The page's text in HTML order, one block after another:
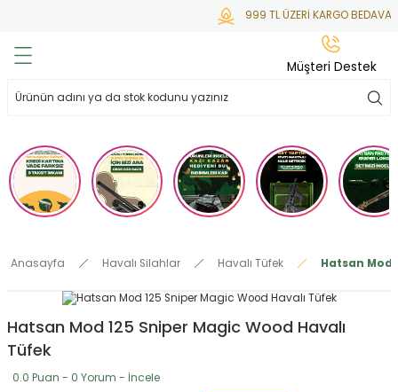
999 TL ÜZERİ KARGO BEDAVA
Anasayfa Havalı Silahlar Havalı Tüfek Hatsan Mod
Hatsan Mod 125 Sniper Magic Wood Havalı
Tüfek
0.0 Puan - 0 Yorum - İncele